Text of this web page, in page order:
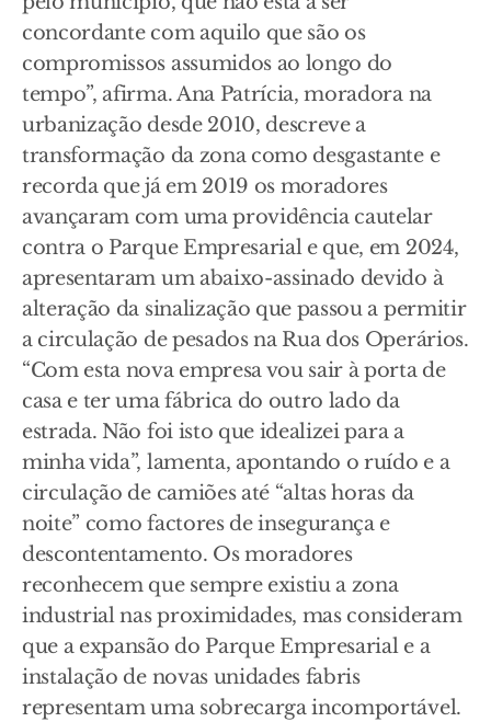
concordante com aquilo que são os
compromissos assumidos ao longo do
tempo”, afirma. Ana Patrícia, moradora na
urbanização desde 2010, descreve a
transformação da zona como desgastante e
recorda que já em 2019 os moradores
avançaram com uma providência cautelar
contra o Parque Empresarial e que, em 2024,
apresentaram um abaixo-assinado devido à
alteração da sinalização que passou a permitir
a circulação de pesados na Rua dos Operários.
“Com esta nova empresa vou sair à porta de
casa e ter uma fábrica do outro lado da
estrada. Não foi isto que idealizei para a
minha vida”, lamenta, apontando o ruído e a
circulação de camiões até “altas horas da
noite” como factores de insegurança e
descontentamento. Os moradores
reconhecem que sempre existiu a zona
industrial nas proximidades, mas consideram
que a expansão do Parque Empresarial e a
instalação de novas unidades fabris
representam uma sobrecarga incomportável.